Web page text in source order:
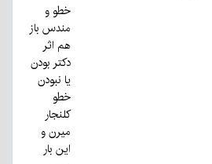
خطو و
مندس باز
هم اثر
دکتر بودن
یا نبودن
خطو
کلنجار
میرن و
این بار